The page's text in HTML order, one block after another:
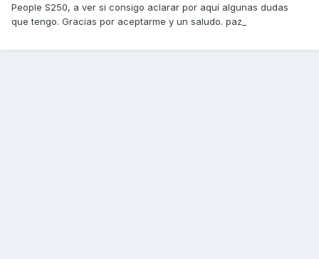
People S250, a ver si consigo aclarar por aquí algunas dudas
que tengo. Gracias por aceptarme y un saludo. paz_